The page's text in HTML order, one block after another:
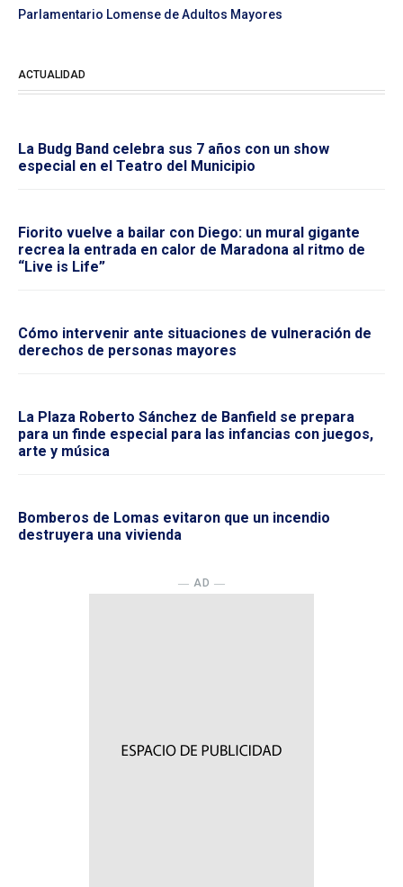
Parlamentario Lomense de Adultos Mayores
ACTUALIDAD
La Budg Band celebra sus 7 años con un show
especial en el Teatro del Municipio
Fiorito vuelve a bailar con Diego: un mural gigante
recrea la entrada en calor de Maradona al ritmo de
“Live is Life”
Cómo intervenir ante situaciones de vulneración de
derechos de personas mayores
La Plaza Roberto Sánchez de Banfield se prepara
para un finde especial para las infancias con juegos,
arte y música
Bomberos de Lomas evitaron que un incendio
destruyera una vivienda
― AD ―